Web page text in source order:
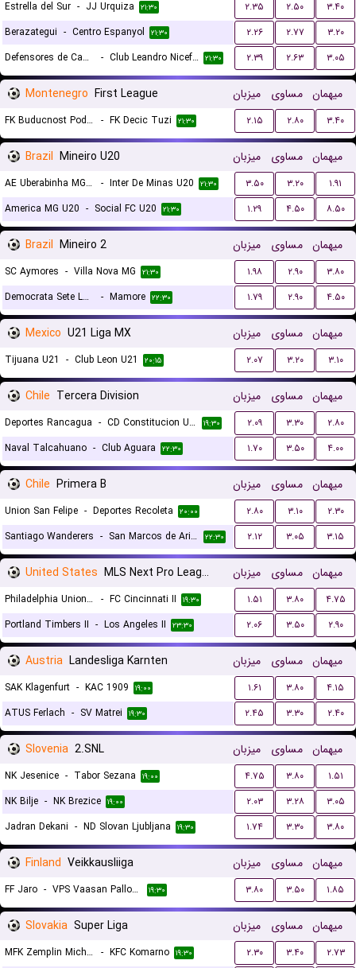
Estrella del Sur - JJ Urquiza ۲۱:۳۰ ۲.۳۵ ۲.۵۰
۳.۴۰
Berazategui - Centro Espanyol ۲۱:۳۰ ۲.۲۶ ۲.۷۷
۳.۲۰
Defensores de Cambaceres
- Club Leandro Niceforo Alem ۲۱:۳۰ ۲.۳۹ ۲.۶۳ ۳.۰۵
Montenegro First League میزبان مساوی میهمان
FK Buducnost Podgorica - FK Decic Tuzi ۲۱:۳۰ ۲.۱۵ ۲.۸۰ ۳.۴۰
Brazil Mineiro U20 میزبان مساوی میهمان
AE Uberabinha MG U20 - Inter De Minas U20 ۲۱:۳۰ ۳.۵۰ ۳.۲۰
۱.۹۱
America MG U20 - Social FC U20 ۲۱:۳۰ ۱.۲۹ ۴.۵۰ ۸.۵۰
Brazil Mineiro 2 میزبان مساوی میهمان
SC Aymores - Villa Nova MG ۲۱:۳۰ ۱.۹۸ ۲.۹۰
۳.۸۰
Democrata Sete Lagoas
- Mamore ۲۲:۳۰ ۱.۷۹ ۲.۹۰ ۴.۵۰
Mexico U21 Liga MX میزبان مساوی میهمان
Tijuana U21 - Club Leon U21 ۲۰:۱۵ ۲.۰۷ ۳.۲۰ ۳.۱۰
Chile Tercera Division میزبان مساوی میهمان
Deportes Rancagua - CD Constitucion Unido ۱۹:۳۰ ۲.۰۹ ۳.۳۰
۲.۸۰
Naval Talcahuano - Club Aguara ۲۲:۳۰ ۱.۷۰ ۳.۵۰ ۴.۰۰
Chile Primera B میزبان مساوی میهمان
Union San Felipe - Deportes Recoleta ۲۰:۰۰ ۲.۸۰ ۳.۱۰
۲.۳۰
Santiago Wanderers - San Marcos de Arica ۲۲:۳۰ ۲.۱۲ ۳.۰۵ ۳.۱۵
United States MLS Next Pro League میزبان مساوی میهمان
Philadelphia Union II - FC Cincinnati II ۱۹:۳۰ ۱.۵۱ ۳.۸۰
۴.۷۵
Portland Timbers II - Los Angeles II ۲۳:۳۰ ۲.۰۶ ۳.۵۰ ۲.۹۰
Austria Landesliga Karnten میزبان مساوی میهمان
SAK Klagenfurt - KAC 1909 ۱۹:۰۰ ۱.۶۱ ۳.۸۰
۴.۱۵
ATUS Ferlach - SV Matrei ۱۹:۳۰ ۲.۴۵ ۳.۳۰ ۲.۴۰
Slovenia 2.SNL میزبان مساوی میهمان
NK Jesenice - Tabor Sezana ۱۹:۰۰ ۴.۷۵ ۳.۸۰
۱.۵۱
NK Bilje - NK Brezice ۱۹:۰۰ ۲.۰۳ ۳.۲۸
۳.۰۵
Jadran Dekani - ND Slovan Ljubljana ۱۹:۳۰ ۱.۷۴ ۳.۳۰ ۳.۸۰
Finland Veikkausliiga میزبان مساوی میهمان
FF Jaro - VPS Vaasan Palloseura ۱۹:۳۰ ۳.۸۰ ۳.۵۰ ۱.۸۵
Slovakia Super Liga میزبان مساوی میهمان
MFK Zemplin Michalovce - KFC Komarno ۱۹:۳۰ ۲.۳۰ ۳.۴۰
۲.۷۳